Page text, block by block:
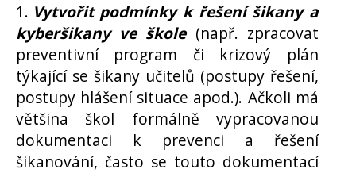
1. Vytvořit podmínky k řešení šikany a
kyberšikany ve škole (např. zpracovat
preventivní program či krizový plán
týkající se šikany učitelů (postupy řešení,
postupy hlášení situace apod.). Ačkoli má
většina škol formálně vypracovanou
dokumentaci k prevenci a řešení
šikanování, často se touto dokumentací